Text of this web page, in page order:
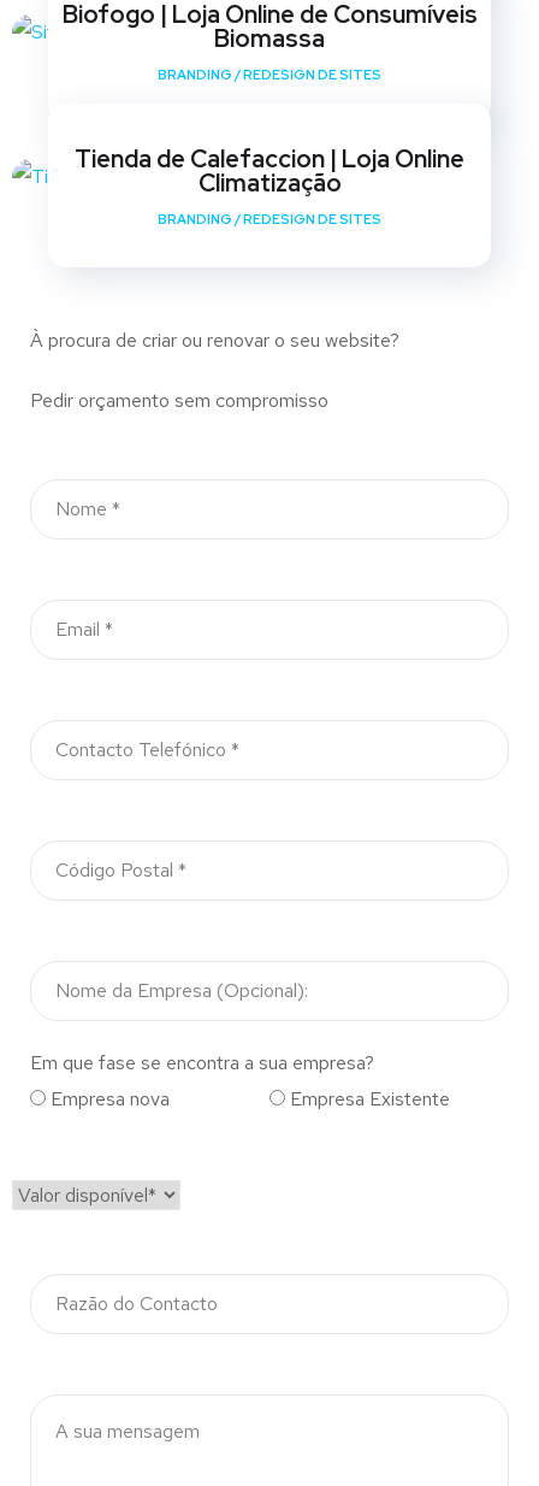
Biofogo | Loja Online de Consumíveis
Biomassa
BRANDING /REDESIGN DE SITES
Tienda de Calefaccion | Loja Online
Climatização
BRANDING /REDESIGN DE SITES
À procura de criar ou renovar o seu website?
Pedir orçamento sem compromisso
Em que fase se encontra a sua empresa?
Empresa nova
Empresa Existente